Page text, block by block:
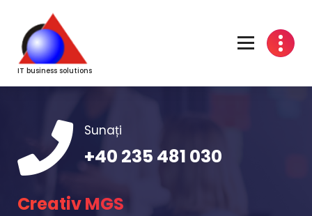
conținut
IT business solutions
Sunați
+40 235 481 030
Creativ MGS